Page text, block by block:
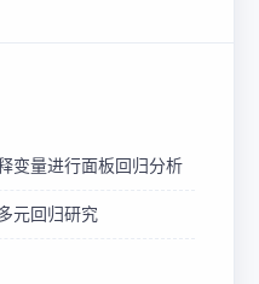
变量进行面板回归分析
元回归研究